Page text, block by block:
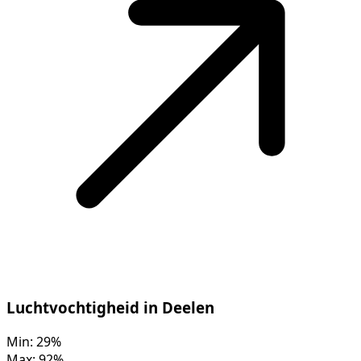
Luchtvochtigheid in Deelen
Min: 29%